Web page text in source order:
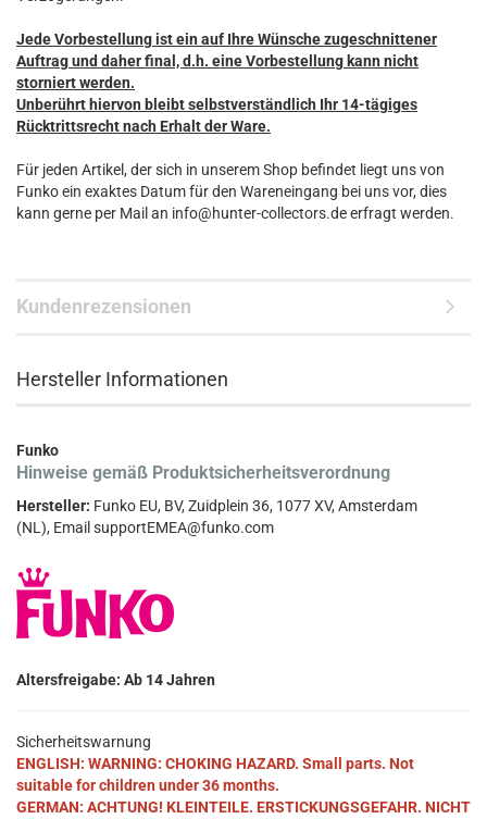
Jede Vorbestellung ist ein auf Ihre Wünsche zugeschnittener
Auftrag und daher final, d.h. eine Vorbestellung kann nicht
storniert werden.
Unberührt hiervon bleibt selbstverständlich Ihr 14-tägiges
Rücktrittsrecht nach Erhalt der Ware.
Für jeden Artikel, der sich in unserem Shop befindet liegt uns von
Funko ein exaktes Datum für den Wareneingang bei uns vor, dies
kann gerne per Mail an info@hunter-collectors.de erfragt werden.
Kundenrezensionen
Hersteller Informationen
Funko
Hinweise gemäß Produktsicherheitsverordnung
Hersteller: Funko EU, BV, Zuidplein 36, 1077 XV, Amsterdam
(NL), Email supportEMEA@funko.com
Altersfreigabe: Ab 14 Jahren
Sicherheitswarnung
ENGLISH: WARNING: CHOKING HAZARD. Small parts. Not
suitable for children under 36 months.
GERMAN: ACHTUNG! KLEINTEILE. ERSTICKUNGSGEFAHR. NICHT